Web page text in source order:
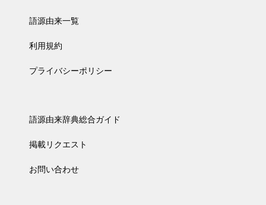
語源由来一覧
利用規約
プライバシーポリシー
語源由来辞典総合ガイド
掲載リクエスト
お問い合わせ